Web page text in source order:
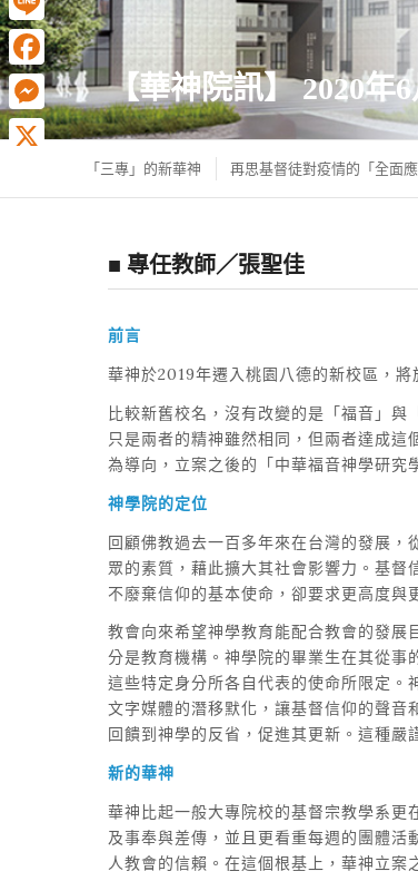
【華神院訊】 2020年6
「三專」的新華神 再思基督徒對疫情的「全面應
■ 專任教師／張聖佳
前言
華神於2019年遷入桃園八德的新校區，
比較新舊校名，沒有改變的是「福音」
只是兩者的精神雖然相同，但兩者達成
為導向，立案之後的「中華福音神學研究
神學院的定位
回顧佛教過去一百多年來在台灣的發展
眾的素質，藉此擴大其社會影響力。基
不廢棄信仰的基本使命，卻要求更高度與
教會向來希望神學教育能配合教會的發展
分是教育機構。神學院的畢業生在其從事
這些特定身分所各自代表的使命所限定。
文字媒體的潛移默化，讓基督信仰的聲音
回饋到神學的反省，促進其更新。這種嚴
新的華神
華神比起一般大專院校的基督宗教學系更
及事奉與差傳，並且更看重每週的團體
人教會的信賴。在這個根基上，華神立案
Line
Facebook
Messenger